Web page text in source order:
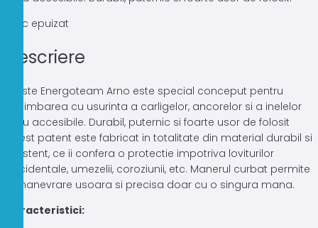
Stoc epuizat
Descriere
Cleste Energoteam Arno este special conceput pentru
schimbarea cu usurinta a carligelor, ancorelor si a inelelor
greu accesibile. Durabil, puternic si foarte usor de folosit
acest patent este fabricat in totalitate din material durabil si
rezistent, ce ii confera o protectie impotriva loviturilor
accidentale, umezelii, coroziunii, etc. Manerul curbat permite
o manevrare usoara si precisa doar cu o singura mana.
Caracteristici: